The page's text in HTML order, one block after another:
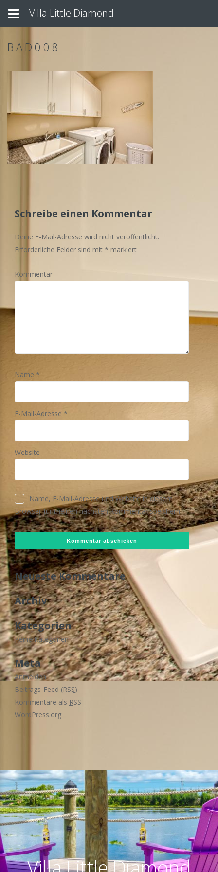
Villa Little Diamond
BAD008
Schreibe einen Kommentar
Deine E-Mail-Adresse wird nicht veröffentlicht.
Erforderliche Felder sind mit * markiert
Kommentar
Name *
E-Mail-Adresse *
Website
Name, E-Mail-Adresse und Website in diesem
Browser für meinen nächsten Kommentar speichern.
Neueste Kommentare
Archiv
Kategorien
Keine Kategorien
Meta
Anmelden
Beitrags-Feed (RSS)
Kommentare als RSS
WordPress.org
Buchungsanfrage
Die
Villa
GalerieImpressum/Datenschutz
LageMietpreise
Start